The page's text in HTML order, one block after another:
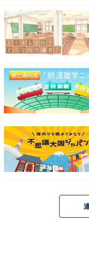
JBL「FLIP6」
JBL GO4 Bluetooth
水/アプリ対応/パッシ